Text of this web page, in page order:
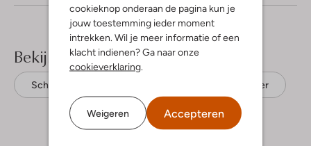
cookieknop onderaan de pagina kun je
jouw toestemming ieder moment
intrekken. Wil je meer informatie of een
klacht indienen? Ga naar onze
cookieverklaring.
Weigeren Accepteren
Bekijk meer
Schoudertassen Leer